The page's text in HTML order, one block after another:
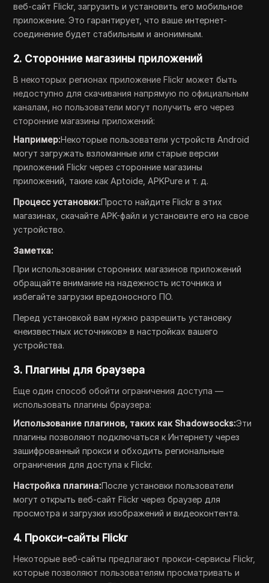
веб-сайт Flickr, загрузить и установить его мобильное
приложение. Это гарантирует, что ваше интернет-
соединение будет стабильным и анонимным.
2. Сторонние магазины приложений
В некоторых регионах приложение Flickr может быть
недоступно для скачивания напрямую по официальным
каналам, но пользователи могут получить его через
сторонние магазины приложений:
Например:Некоторые пользователи устройств Android
могут загружать взломанные или старые версии
приложений Flickr через сторонние магазины
приложений, такие как Aptoide, APKPure и т. д.
Процесс установки:Просто найдите Flickr в этих
магазинах, скачайте APK-файл и установите его на свое
устройство.
Заметка:
При использовании сторонних магазинов приложений
обращайте внимание на надежность источника и
избегайте загрузки вредоносного ПО.
Перед установкой вам нужно разрешить установку
«неизвестных источников» в настройках вашего
устройства.
3. Плагины для браузера
Еще один способ обойти ограничения доступа —
использовать плагины браузера:
Использование плагинов, таких как Shadowsocks:Эти
плагины позволяют подключаться к Интернету через
зашифрованный прокси и обходить региональные
ограничения для доступа к Flickr.
Настройка плагина:После установки пользователи
могут открыть веб-сайт Flickr через браузер для
просмотра и загрузки изображений и видеоконтента.
4. Прокси-сайты Flickr
Некоторые веб-сайты предлагают прокси-сервисы Flickr,
которые позволяют пользователям просматривать и